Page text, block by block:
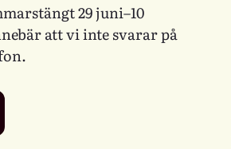
29 juni–10
att vi inte svarar på